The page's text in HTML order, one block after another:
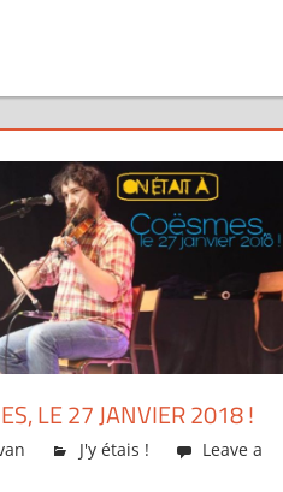
LE 27 JANVIER 2018 !
J'y étais !
Leave a